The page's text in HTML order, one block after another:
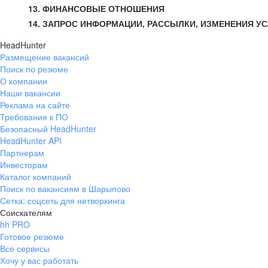
13. ФИНАНСОВЫЕ ОТНОШЕНИЯ
14. ЗАПРОС ИНФОРМАЦИИ, РАССЫЛКИ, ИЗМЕНЕНИЯ
HeadHunter
Размещение вакансий
Поиск по резюме
О компании
Наши вакансии
Реклама на сайте
Требования к ПО
Безопасный HeadHunter
HeadHunter API
Партнерам
Инвесторам
Каталог компаний
Поиск по вакансиям в Шарыпово
Сетка: соцсеть для нетворкинга
Соискателям
hh PRO
Готовое резюме
Все сервисы
Хочу у вас работать